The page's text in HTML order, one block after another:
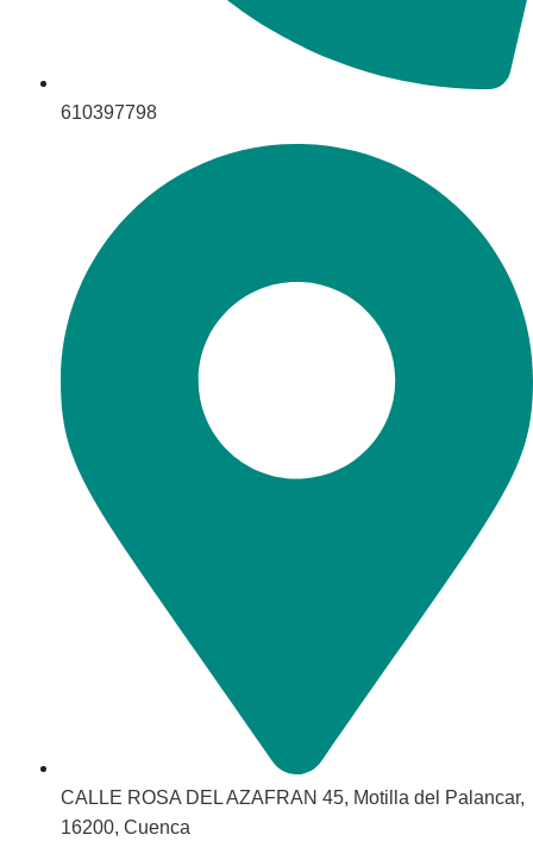
610397798
CALLE ROSA DEL AZAFRAN 45, Motilla del Palancar,
16200, Cuenca